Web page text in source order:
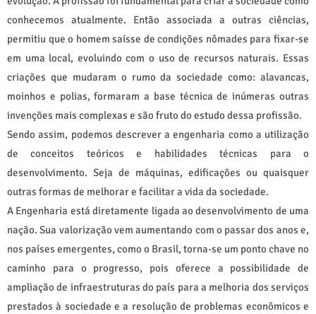
conhecemos atualmente. Então associada a outras ciências,
permitiu que o homem saísse de condições nômades para fixar-se
em uma local, evoluindo com o uso de recursos naturais. Essas
criações que mudaram o rumo da sociedade como: alavancas,
moinhos e polias, formaram a base técnica de inúmeras outras
invenções mais complexas e são fruto do estudo dessa profissão.
Sendo assim, podemos descrever a engenharia como a utilização
de conceitos teóricos e habilidades técnicas para o
desenvolvimento. Seja de máquinas, edificações ou quaisquer
outras formas de melhorar e facilitar a vida da sociedade.
A Engenharia está diretamente ligada ao desenvolvimento de uma
nação. Sua valorização vem aumentando com o passar dos anos e,
nos países emergentes, como o Brasil, torna-se um ponto chave no
caminho para o progresso, pois oferece a possibilidade de
ampliação de infraestruturas do país para a melhoria dos serviços
prestados à sociedade e a resolução de problemas econômicos e